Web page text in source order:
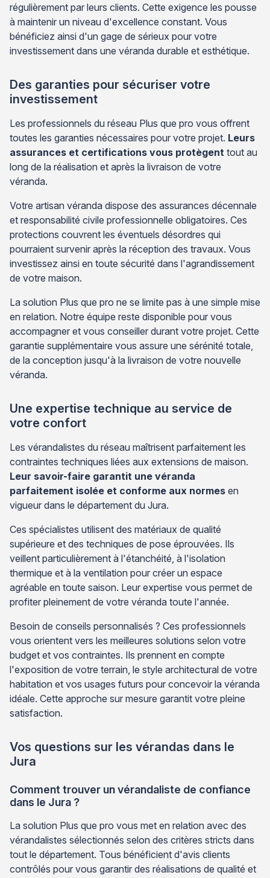
régulièrement par leurs clients. Cette exigence les pousse
à maintenir un niveau d'excellence constant. Vous
bénéficiez ainsi d'un gage de sérieux pour votre
investissement dans une véranda durable et esthétique.
Des garanties pour sécuriser votre
investissement
Les professionnels du réseau Plus que pro vous offrent
toutes les garanties nécessaires pour votre projet. Leurs
assurances et certifications vous protègent tout au
long de la réalisation et après la livraison de votre
véranda.
Votre artisan véranda dispose des assurances décennale
et responsabilité civile professionnelle obligatoires. Ces
protections couvrent les éventuels désordres qui
pourraient survenir après la réception des travaux. Vous
investissez ainsi en toute sécurité dans l'agrandissement
de votre maison.
La solution Plus que pro ne se limite pas à une simple mise
en relation. Notre équipe reste disponible pour vous
accompagner et vous conseiller durant votre projet. Cette
garantie supplémentaire vous assure une sérénité totale,
de la conception jusqu'à la livraison de votre nouvelle
véranda.
Une expertise technique au service de
votre confort
Les vérandalistes du réseau maîtrisent parfaitement les
contraintes techniques liées aux extensions de maison.
Leur savoir-faire garantit une véranda
parfaitement isolée et conforme aux normes en
vigueur dans le département du Jura.
Ces spécialistes utilisent des matériaux de qualité
supérieure et des techniques de pose éprouvées. Ils
veillent particulièrement à l'étanchéité, à l'isolation
thermique et à la ventilation pour créer un espace
agréable en toute saison. Leur expertise vous permet de
profiter pleinement de votre véranda toute l'année.
Besoin de conseils personnalisés ? Ces professionnels
vous orientent vers les meilleures solutions selon votre
budget et vos contraintes. Ils prennent en compte
l'exposition de votre terrain, le style architectural de votre
habitation et vos usages futurs pour concevoir la véranda
idéale. Cette approche sur mesure garantit votre pleine
satisfaction.
Vos questions sur les vérandas dans le
Jura
Comment trouver un vérandaliste de confiance
dans le Jura ?
La solution Plus que pro vous met en relation avec des
vérandalistes sélectionnés selon des critères stricts dans
tout le département. Tous bénéficient d'avis clients
contrôlés pour vous garantir des réalisations de qualité et